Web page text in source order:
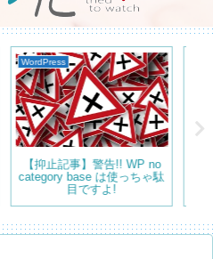
Simplicity
WordPress 記事の見出しの
デザインとフォントの大きさ
を変更